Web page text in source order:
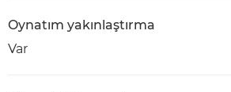
Oynatım yakınlaştırma
Var